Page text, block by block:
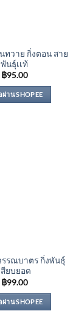
ทวาย กิ่งตอน สาย
พันธุ์เเท้
฿95.00
าน SHOPEE
รรณบาตร กิ่งพันธุ์
สียบยอด
฿99.00
าน SHOPEE